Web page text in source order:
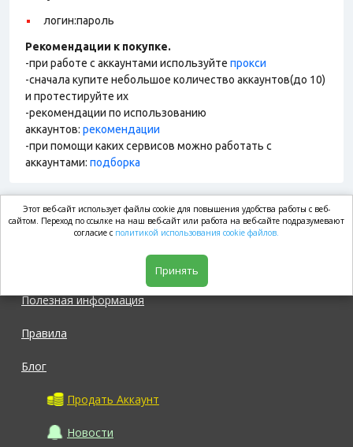
логин:пароль
Рекомендации к покупке.
-при работе с аккаунтами используйте прокси
-сначала купите небольшое количество аккаунтов(до 10)
и протестируйте их
-рекомендации по использованию
аккаунтов: рекомендации
-при помощи каких сервисов можно работать с
аккаунтами: подборка
market.com
Полезная информация
Правила
Блог
Продать Аккаунт
Новости
Этот веб-сайт использует файлы cookie для повышения удобства работы с веб-
сайтом. Переход по ссылке на наш веб-сайт или работа на веб-сайте подразумевают
согласие с политикой использования cookie файлов.
Принять